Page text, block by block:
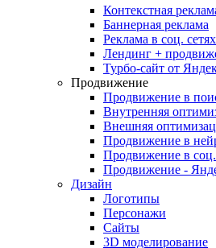
Контекстная
Баннерная реклама
Реклама в соц. сетях
Лендинг +
Турбо-сайт от
Продвижение
Продвижение в
Внутренняя
Внешняя
Продвижение в
Продвижение в
Продвижение -
Дизайн
Логотипы
Персонажи
Сайты
3D моделирование